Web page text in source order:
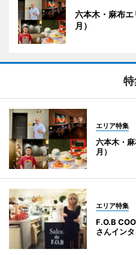
六本木・麻布
月）
エリア特集
六本木・
月）
エリア特集
F.O.B
さんイン